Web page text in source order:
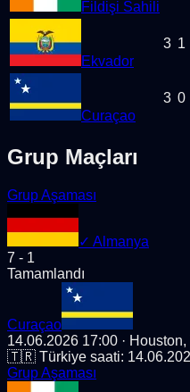
Fildişi Sahili
Ekvador
3 1
Curaçao
3 0
Grup Maçları
Grup Aşaması
✓ Almanya
7 - 1
Tamamlandı
Curaçao
14.06.2026 17:00 ·
🇹🇷 Türkiye saati:
Grup Aşaması